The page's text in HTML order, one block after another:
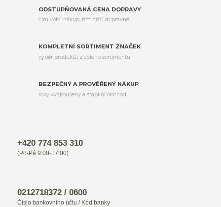
ODSTUPŇOVANÁ CENA DOPRAVY
čím větší nákup, tím nižší dopravné
KOMPLETNÍ SORTIMENT ZNAČEK
výběr produktů z celého sortimentu
BEZPEČNÝ A PROVĚŘENÝ NÁKUP
roky vyzkoušený a stabilní obchod
+420 774 853 310
(Po-Pá 9:00-17:00)
0212718372 / 0600
Číslo bankovního účtu / Kód banky